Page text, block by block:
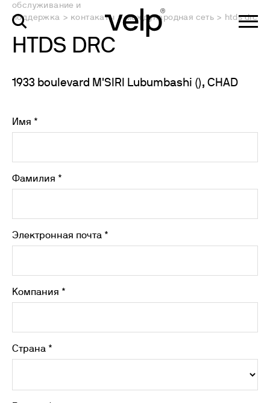
обслуживание и
поддержка > контакаты > международная сеть > htds drc
HTDS DRC
1933 boulevard M'SIRI Lubumbashi (), CHAD
Имя *
Фамилия *
Электронная почта *
Компания *
Страна *